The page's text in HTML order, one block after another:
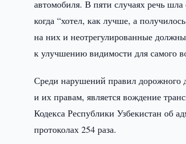
автомобиля. В пяти случаях речь
когда “хотел, как лучше, а
на них и неотрегулированные
к улучшению видимости для самого
Среди нарушений правил дорожного
и их правам, является вождение
Кодекса Республики Узбекистан об
протоколах 254 раза.